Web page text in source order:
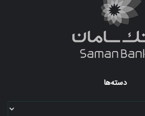
دسته‌ها